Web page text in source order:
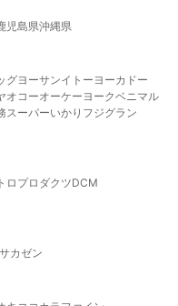
児島県沖縄県
グヨーサンイトーヨーカドー
オコーオーケー ヨークベニマル
スーパーいかり フジグラン
ロプロダクツDCM
サカゼン